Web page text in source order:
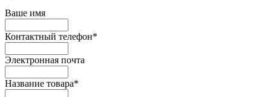
Ваше имя
Контактный телефон*
Электронная почта
Название товара*